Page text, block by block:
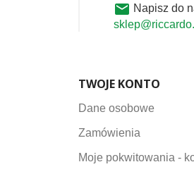
email Napisz do
TWOJE KONTO
Dane osobowe
Zamówienia
Moje pokwitowania -